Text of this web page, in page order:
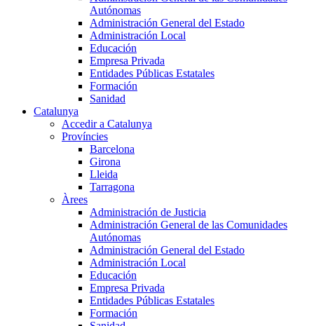
Autónomas
Administración General del Estado
Administración Local
Educación
Empresa Privada
Entidades Públicas Estatales
Formación
Sanidad
Catalunya
Accedir a Catalunya
Províncies
Barcelona
Girona
Lleida
Tarragona
Àrees
Administración de Justicia
Administración General de las Comunidades
Autónomas
Administración General del Estado
Administración Local
Educación
Empresa Privada
Entidades Públicas Estatales
Formación